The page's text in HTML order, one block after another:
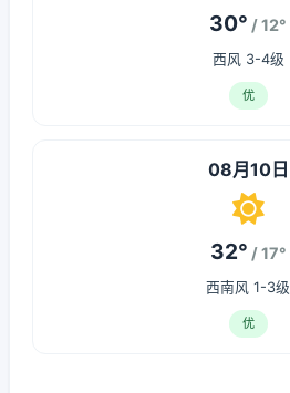
30° / 12°
西风 3-4级
优
08月10日
32° / 17°
西南风 1-3级
优